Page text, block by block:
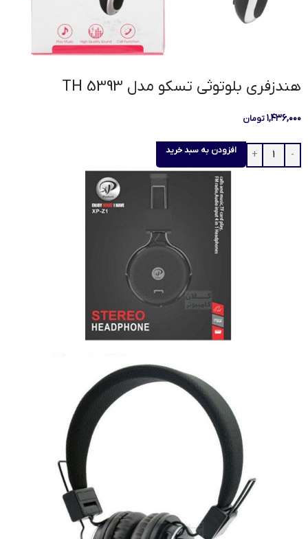
هندزفری بلوتوثی تسکو مدل TH 5393
۱,۴۳۶,۰۰۰تومان
افزودن به سبد خرید